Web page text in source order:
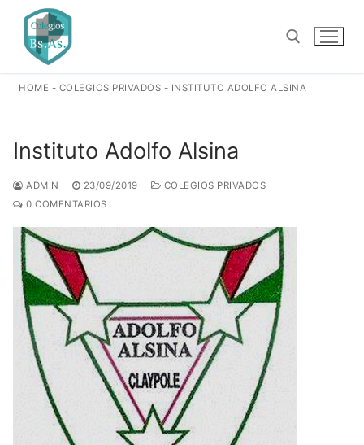
contenido
HOME - COLEGIOS PRIVADOS - INSTITUTO ADOLFO ALSINA
Instituto Adolfo Alsina
ADMIN 23/09/2019
COLEGIOS PRIVADOS
0 COMENTARIOS